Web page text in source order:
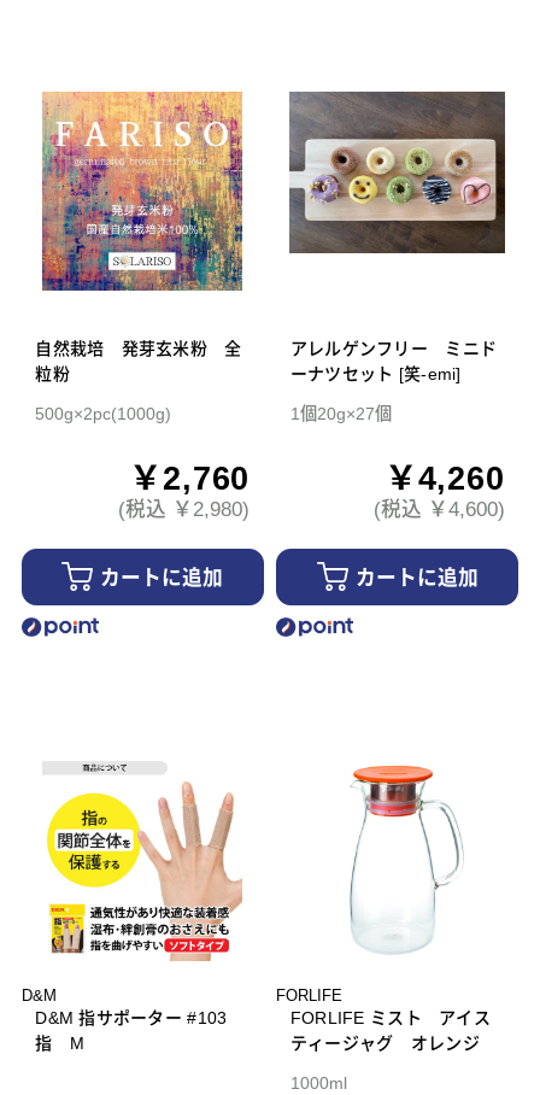
自然栽培 発芽玄米粉 全
粒粉
500g×2pc(1000g)
￥2,760
(税込 ￥2,980)
カートに追加
アレルゲンフリー ミニド
ーナツセット [笑-emi]
1個20g×27個
￥4,260
(税込 ￥4,600)
カートに追加
D&M
D&M 指サポーター #103
指 M
FORLIFE
FORLIFE ミスト アイス
ティージャグ オレンジ
1000ml